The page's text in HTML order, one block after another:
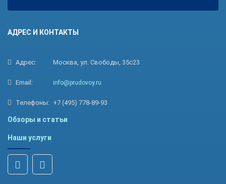
АДРЕС И КОНТАКТЫ
Адрес: Москва, ул. Свободы, 35с23
Email: info@prudovoy.ru
Телефоны: +7 (495) 778-89-93
Обзоры и статьи
Наши услуги